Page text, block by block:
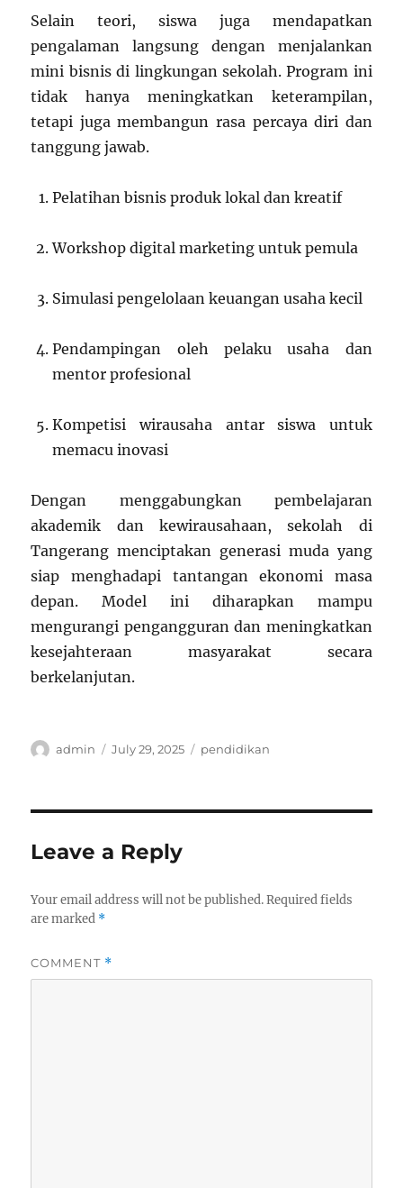
Selain teori, siswa juga mendapatkan
pengalaman langsung dengan menjalankan
mini bisnis di lingkungan sekolah. Program ini
tidak hanya meningkatkan keterampilan,
tetapi juga membangun rasa percaya diri dan
tanggung jawab.
Pelatihan bisnis produk lokal dan kreatif
Workshop digital marketing untuk pemula
Simulasi pengelolaan keuangan usaha kecil
Pendampingan oleh pelaku usaha dan
mentor profesional
Kompetisi wirausaha antar siswa untuk
memacu inovasi
Dengan menggabungkan pembelajaran
akademik dan kewirausahaan, sekolah di
Tangerang menciptakan generasi muda yang
siap menghadapi tantangan ekonomi masa
depan. Model ini diharapkan mampu
mengurangi pengangguran dan meningkatkan
kesejahteraan masyarakat secara
berkelanjutan.
Author
admin
Posted
July 29, 2025 Categories
pendidikan
Leave a Reply
Your email address will not be published. Required fields
are marked *
COMMENT *